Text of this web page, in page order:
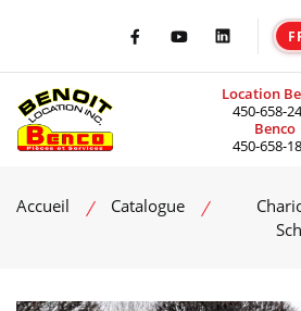
FacebookYoutubeLinkedIn
Location
450-658-
Benco
450-658-
Accueil Catalogue